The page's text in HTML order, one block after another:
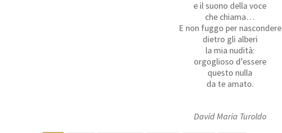
e il suono della voce
che chiama…
E non fuggo per nascondere
dietro gli alberi
la mia nudità:
orgoglioso d’essere
questo nulla
da te amato.
David Maria Turoldo